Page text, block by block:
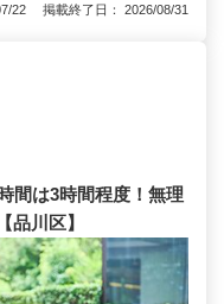
22 掲載終了日： 2026/08/31
間は3時間程度！無理
品川区】